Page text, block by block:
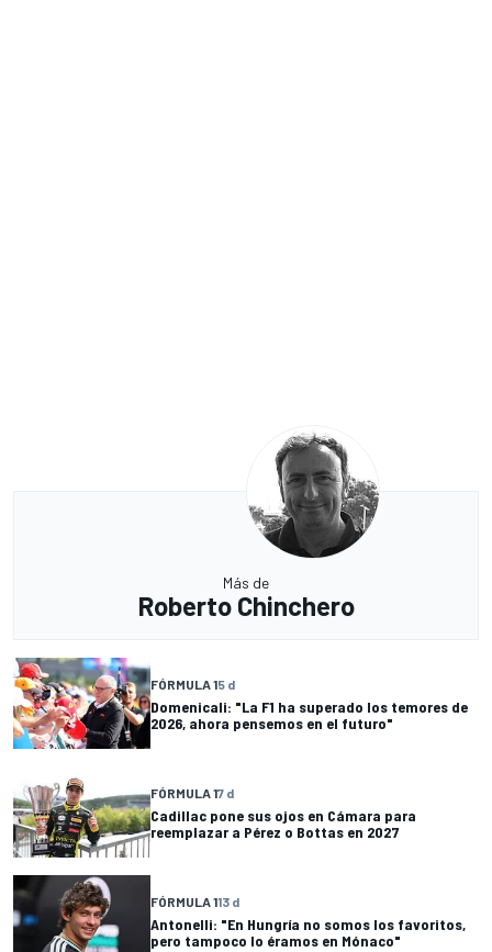
Más de
Roberto Chinchero
FÓRMULA 15 d
Domenicali: "La F1 ha superado los temores de
2026, ahora pensemos en el futuro"
FÓRMULA 17 d
Cadillac pone sus ojos en Cámara para
reemplazar a Pérez o Bottas en 2027
FÓRMULA 113 d
Antonelli: "En Hungría no somos los favoritos,
pero tampoco lo éramos en Mónaco"